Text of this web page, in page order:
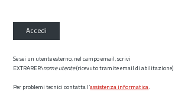
Accedi
Se sei un utente esterno, nel campo email, scrivi
EXTRARER\nome utente(ricevuto tramite email di abilitazione)
Per problemi tecnici contatta l’assistenza informatica.